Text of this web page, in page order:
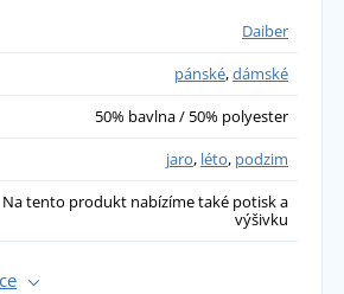
Daiber
pánské,dámské
50% bavlna / 50% polyester
jaro, léto, podzim
Na tento produkt nabízíme také potisk a
výšivku